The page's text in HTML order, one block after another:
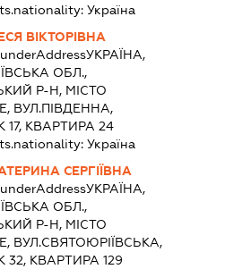
Україна
ВІКТОРІВНА
УКРАЇНА,
ОБЛ.,
Р-Н, МІСТО
ВУЛ.ПІВДЕННА,
КВАРТИРА 24
Україна
СЕРГІЇВНА
УКРАЇНА,
ОБЛ.,
Р-Н, МІСТО
ВУЛ.СВЯТОЮРІЇВСЬКА,
КВАРТИРА 129